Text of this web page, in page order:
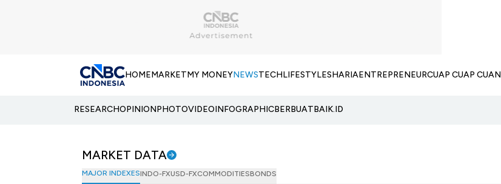
HOMEMARKETMY MONEYNEWSTECHLIFESTYLESHARIAENTREPRENEURCUAP CUAP CUAN
RESEARCHOPINIONPHOTOVIDEOINFOGRAPHICBERBUATBAIK.ID
MARKET DATA
MAJOR INDEXESINDO-FXUSD-FXCOMMODITIESBONDS